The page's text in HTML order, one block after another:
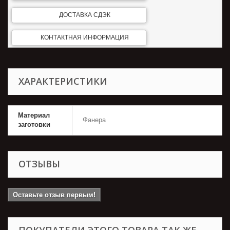
ДОСТАВКА СДЭК
КОНТАКТНАЯ ИНФОРМАЦИЯ
ХАРАКТЕРИСТИКИ
Материал
заготовки
Фанера
ОТЗЫВЫ
Оставьте отзыв первым!